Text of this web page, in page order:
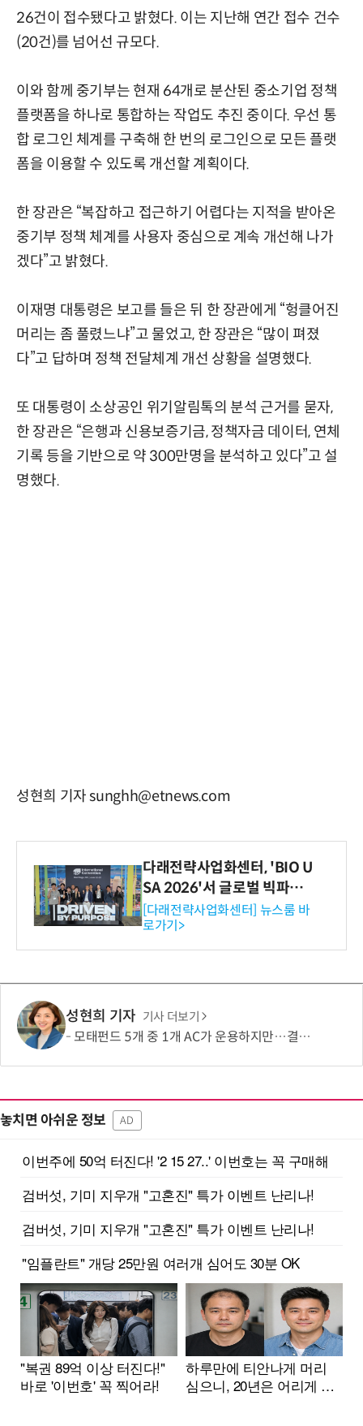
26건이 접수됐다고 밝혔다. 이는 지난해 연간 접수 건수
(20건)를 넘어선 규모다.
이와 함께 중기부는 현재 64개로 분산된 중소기업 정책
플랫폼을 하나로 통합하는 작업도 추진 중이다. 우선 통
합 로그인 체계를 구축해 한 번의 로그인으로 모든 플랫
폼을 이용할 수 있도록 개선할 계획이다.
한 장관은 “복잡하고 접근하기 어렵다는 지적을 받아온
중기부 정책 체계를 사용자 중심으로 계속 개선해 나가
겠다”고 밝혔다.
이재명 대통령은 보고를 들은 뒤 한 장관에게 “헝클어진
머리는 좀 풀렸느냐”고 물었고, 한 장관은 “많이 펴졌
다”고 답하며 정책 전달체계 개선 상황을 설명했다.
또 대통령이 소상공인 위기알림톡의 분석 근거를 묻자,
한 장관은 “은행과 신용보증기금, 정책자금 데이터, 연체
기록 등을 기반으로 약 300만명을 분석하고 있다”고 설
명했다.
성현희 기자 sunghh@etnews.com
다래전략사업화센터, 'BIO U
SA 2026'서 글로벌 빅파마
와의 비즈니스 미팅 지원…K
-바이오 해외 진출 교두보 확
보
[다래전략사업화센터] 뉴스룸 바
로가기>
성현희 기자 기사 더보기
모태펀드 5개 중 1개 AC가 운용하지만…결성액 비중은 5.6%
놓치면 아쉬운 정보 AD